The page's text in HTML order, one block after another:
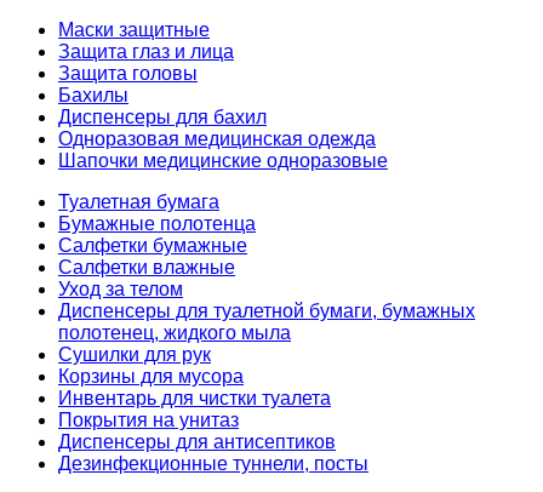
Маски защитные
Защита глаз и лица
Защита головы
Бахилы
Диспенсеры для бахил
Одноразовая медицинская одежда
Шапочки медицинские одноразовые
Туалетная бумага
Бумажные полотенца
Салфетки бумажные
Салфетки влажные
Уход за телом
Диспенсеры для туалетной бумаги, бумажных
полотенец, жидкого мыла
Сушилки для рук
Корзины для мусора
Инвентарь для чистки туалета
Покрытия на унитаз
Диспенсеры для антисептиков
Дезинфекционные туннели, посты